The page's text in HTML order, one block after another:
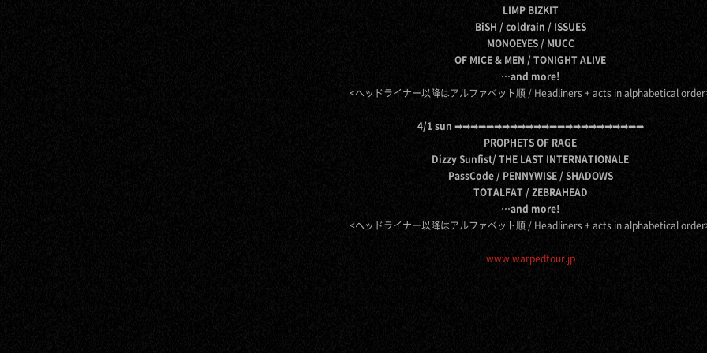
LIMP BIZKIT
BiSH / coldrain / ISSUES
MONOEYES / MUCC
OF MICE & MEN / TONIGHT ALIVE
…and more!
<ヘッドライナー以降はアルファベット順 / Headliners + acts in alphabetical
4/1 sun ➟➟➟➟➟➟➟➟➟➟➟➟➟➟➟➟➟➟➟➟➟➟➟➟
PROPHETS OF RAGE
Dizzy Sunfist/ THE LAST INTERNATIONALE
PassCode / PENNYWISE / SHADOWS
TOTALFAT / ZEBRAHEAD
…and more!
<ヘッドライナー以降はアルファベット順 / Headliners + acts in alphabetical
www.warpedtour.jp